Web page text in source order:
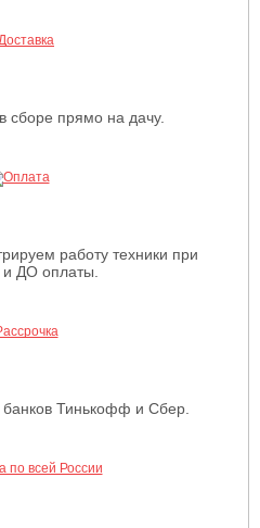
сборе прямо на дачу.
работу техники при
и ДО оплаты.
банков Тинькофф и Сбер.